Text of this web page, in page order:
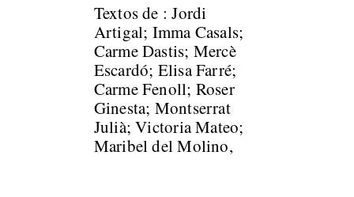
Textos de : Jordi
Artigal; Imma Casals;
Carme Dastis; Mercè
Escardó; Elisa Farré;
Carme Fenoll; Roser
Ginesta; Montserrat
Julià; Victoria Mateo;
Maribel del Molino,